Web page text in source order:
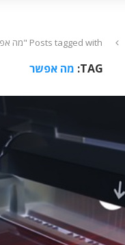
Posts tagged with "מה אפשר"
TAG: מה אפשר